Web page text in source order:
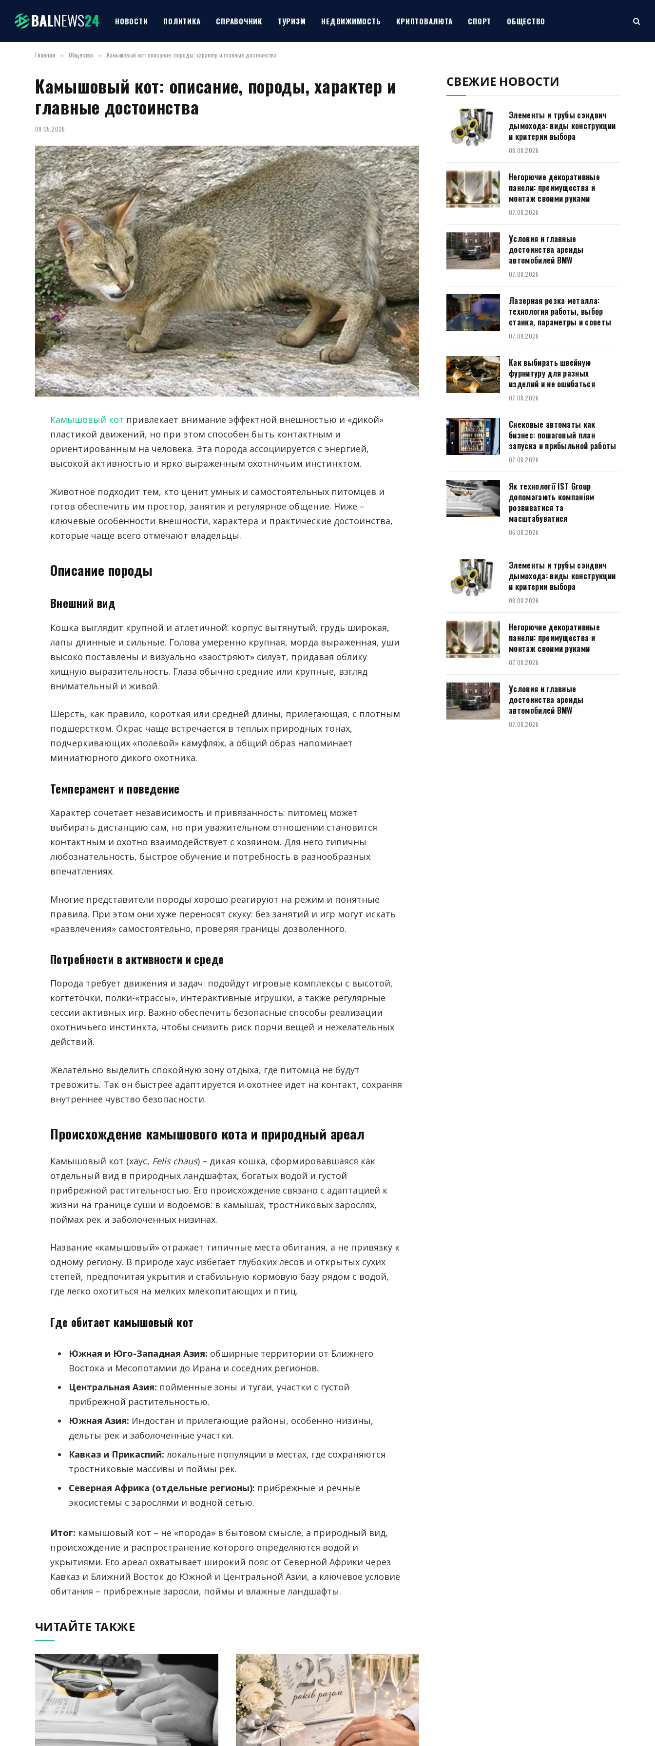
НОВОСТИ ПОЛИТИКА СПРАВОЧНИК ТУРИЗМ НЕДВИЖИМОСТЬ КРИПТОВАЛЮТА СПОРТ ОБЩЕСТВО
Главная » Общество » Камышовый кот: описание, породы, характер и главные достоинства
Камышовый кот: описание, породы, характер и
главные достоинства
09.05.2026
Камышовый кот привлекает внимание эффектной внешностью и «дикой»
пластикой движений, но при этом способен быть контактным и
ориентированным на человека. Эта порода ассоциируется с энергией,
высокой активностью и ярко выраженным охотничьим инстинктом.
Животное подходит тем, кто ценит умных и самостоятельных питомцев и
готов обеспечить им простор, занятия и регулярное общение. Ниже –
ключевые особенности внешности, характера и практические достоинства,
которые чаще всего отмечают владельцы.
Описание породы
Внешний вид
Кошка выглядит крупной и атлетичной: корпус вытянутый, грудь широкая,
лапы длинные и сильные. Голова умеренно крупная, морда выраженная, уши
высоко поставлены и визуально «заостряют» силуэт, придавая облику
хищную выразительность. Глаза обычно средние или крупные, взгляд
внимательный и живой.
Шерсть, как правило, короткая или средней длины, прилегающая, с плотным
подшерстком. Окрас чаще встречается в теплых природных тонах,
подчеркивающих «полевой» камуфляж, а общий образ напоминает
миниатюрного дикого охотника.
Темперамент и поведение
Характер сочетает независимость и привязанность: питомец может
выбирать дистанцию сам, но при уважительном отношении становится
контактным и охотно взаимодействует с хозяином. Для него типичны
любознательность, быстрое обучение и потребность в разнообразных
впечатлениях.
Многие представители породы хорошо реагируют на режим и понятные
правила. При этом они хуже переносят скуку: без занятий и игр могут искать
«развлечения» самостоятельно, проверяя границы дозволенного.
Потребности в активности и среде
Порода требует движения и задач: подойдут игровые комплексы с высотой,
когтеточки, полки-«трассы», интерактивные игрушки, а также регулярные
сессии активных игр. Важно обеспечить безопасные способы реализации
охотничьего инстинкта, чтобы снизить риск порчи вещей и нежелательных
действий.
Желательно выделить спокойную зону отдыха, где питомца не будут
тревожить. Так он быстрее адаптируется и охотнее идет на контакт, сохраняя
внутреннее чувство безопасности.
Происхождение камышового кота и природный ареал
Камышовый кот (хаус, Felis chaus) – дикая кошка, сформировавшаяся как
отдельный вид в природных ландшафтах, богатых водой и густой
прибрежной растительностью. Его происхождение связано с адаптацией к
жизни на границе суши и водоёмов: в камышах, тростниковых зарослях,
поймах рек и заболоченных низинах.
Название «камышовый» отражает типичные места обитания, а не привязку к
одному региону. В природе хаус избегает глубоких лесов и открытых сухих
степей, предпочитая укрытия и стабильную кормовую базу рядом с водой,
где легко охотиться на мелких млекопитающих и птиц.
Где обитает камышовый кот
Южная и Юго-Западная Азия: обширные территории от Ближнего
Востока и Месопотамии до Ирана и соседних регионов.
Центральная Азия: пойменные зоны и тугаи, участки с густой
прибрежной растительностью.
Южная Азия: Индостан и прилегающие районы, особенно низины,
дельты рек и заболоченные участки.
Кавказ и Прикаспий: локальные популяции в местах, где сохраняются
тростниковые массивы и поймы рек.
Северная Африка (отдельные регионы): прибрежные и речные
экосистемы с зарослями и водной сетью.
Итог: камышовый кот – не «порода» в бытовом смысле, а природный вид,
происхождение и распространение которого определяются водой и
укрытиями. Его ареал охватывает широкий пояс от Северной Африки через
Кавказ и Ближний Восток до Южной и Центральной Азии, а ключевое условие
обитания – прибрежные заросли, поймы и влажные ландшафты.
ЧИТАЙТЕ ТАКЖЕ
СВЕЖИЕ НОВОСТИ
Элементы и трубы сэндвич
дымохода: виды конструкции
и критерии выбора
08.08.2026
Негорючие декоративные
панели: преимущества и
монтаж своими руками
07.08.2026
Условия и главные
достоинства аренды
автомобилей BMW
07.08.2026
Лазерная резка металла:
технология работы, выбор
станка, параметры и советы
07.08.2026
Как выбирать швейную
фурнитуру для разных
изделий и не ошибаться
07.08.2026
Снековые автоматы как
бизнес: пошаговый план
запуска и прибыльной работы
07.08.2026
Як технології IST Group
допомагають компаніям
розвиватися та
масштабуватися
06.08.2026
Элементы и трубы сэндвич
дымохода: виды конструкции
и критерии выбора
08.08.2026
Негорючие декоративные
панели: преимущества и
монтаж своими руками
07.08.2026
Условия и главные
достоинства аренды
автомобилей BMW
07.08.2026